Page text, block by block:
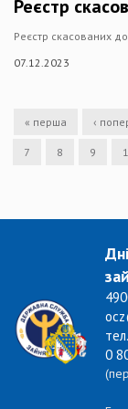
Реєстр
Реєстр скасованих
07.12.2023
« перша ‹
7 8 9
0